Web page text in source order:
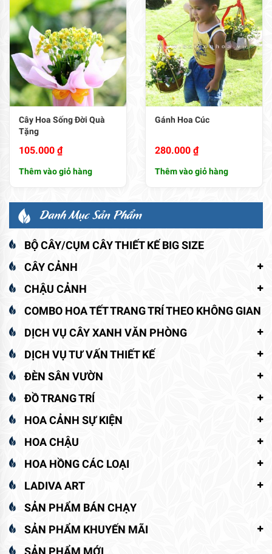
Cây Hoa Sống Đời Quà
Tặng
105.000 ₫
Thêm vào giỏ hàng
Gánh Hoa Cúc
280.000 ₫
Thêm vào giỏ hàng
Danh Mục Sản Phẩm
BỘ CÂY/CỤM CÂY THIẾT KẾ BIG SIZE
CÂY CẢNH
CHẬU CẢNH
COMBO HOA TẾT TRANG TRÍ THEO KHÔNG GIAN
DỊCH VỤ CÂY XANH VĂN PHÒNG
DỊCH VỤ TƯ VẤN THIẾT KẾ
ĐÈN SÂN VƯỜN
ĐỒ TRANG TRÍ
HOA CẢNH SỰ KIỆN
HOA CHẬU
HOA HỒNG CÁC LOẠI
LADIVA ART
SẢN PHẨM BÁN CHẠY
SẢN PHẨM KHUYẾN MÃI